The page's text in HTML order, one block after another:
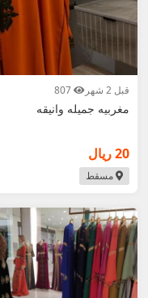
قبل 2 شهر
مغربيه جميله وانيقه
20 ريال
مسقط